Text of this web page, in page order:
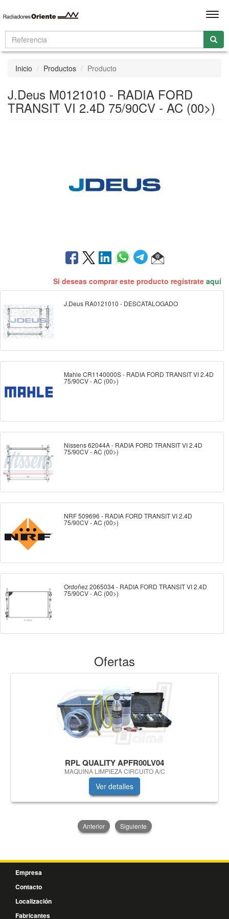
Inicio Productos Producto
J.Deus M0121010 - RADIA FORD
TRANSIT VI 2.4D 75/90CV - AC (00>)
Si deseas comprar este producto regístrate aquí
J.Deus RA0121010 - DESCATALOGADO
Mahle CR1140000S - RADIA FORD TRANSIT VI 2.4D
75/90CV - AC (00>)
Nissens 62044A - RADIA FORD TRANSIT VI 2.4D
75/90CV - AC (00>)
NRF 509696 - RADIA FORD TRANSIT VI 2.4D
75/90CV - AC (00>)
Ordoñez 2065034 - RADIA FORD TRANSIT VI 2.4D
75/90CV - AC (00>)
Ofertas
RPL QUALITY APFR00LV04
MAQUINA LIMPIEZA CIRCUITO A/C
Ver detalles
Anterior Siguiente
Empresa
Contacto
Localización
Fabricantes